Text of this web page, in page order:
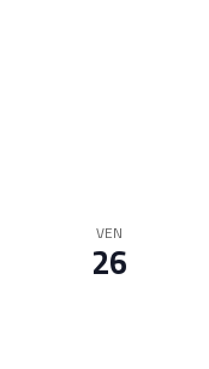
VEN
26